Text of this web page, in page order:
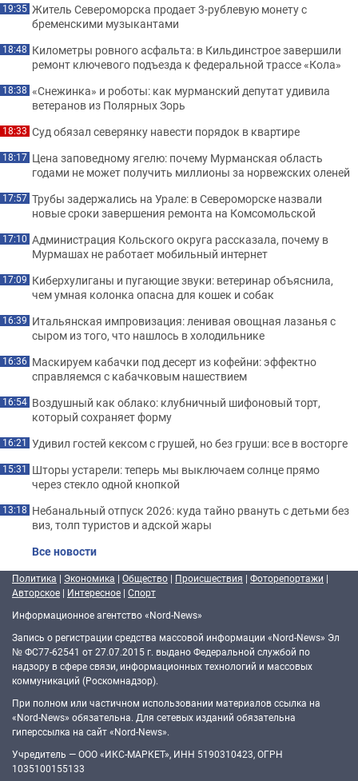
19:35 Житель Североморска продает 3-рублевую монету с
бременскими музыкантами
18:48 Километры ровного асфальта: в Кильдинстрое завершили
ремонт ключевого подъезда к федеральной трассе «Кола»
18:38 «Снежинка» и роботы: как мурманский депутат удивила
ветеранов из Полярных Зорь
18:33 Суд обязал северянку навести порядок в квартире
18:17 Цена заповедному ягелю: почему Мурманская область
годами не может получить миллионы за норвежских оленей
17:57 Трубы задержались на Урале: в Североморске назвали
новые сроки завершения ремонта на Комсомольской
17:10 Администрация Кольского округа рассказала, почему в
Мурмашах не работает мобильный интернет
17:09 Киберхулиганы и пугающие звуки: ветеринар объяснила,
чем умная колонка опасна для кошек и собак
16:39 Итальянская импровизация: ленивая овощная лазанья с
сыром из того, что нашлось в холодильнике
16:36 Маскируем кабачки под десерт из кофейни: эффектно
справляемся с кабачковым нашествием
16:54 Воздушный как облако: клубничный шифоновый торт,
который сохраняет форму
16:21 Удивил гостей кексом с грушей, но без груши: все в восторге
15:31 Шторы устарели: теперь мы выключаем солнце прямо
через стекло одной кнопкой
13:18 Небанальный отпуск 2026: куда тайно рвануть с детьми без
виз, толп туристов и адской жары
Все новости
Политика | Экономика | Общество | Происшествия | Фоторепортажи |
Авторское | Интересное | Спорт
Информационное агентство «Nord-News»
Запись о регистрации средства массовой информации «Nord-News» Эл
№ ФС77-62541 от 27.07.2015 г. выдано Федеральной службой по
надзору в сфере связи, информационных технологий и массовых
коммуникаций (Роскомнадзор).
При полном или частичном использовании материалов ссылка на
«Nord-News» обязательна. Для сетевых изданий обязательна
гиперссылка на сайт «Nord-News».
Учредитель — ООО «ИКС-МАРКЕТ», ИНН 5190310423, ОГРН
1035100155133